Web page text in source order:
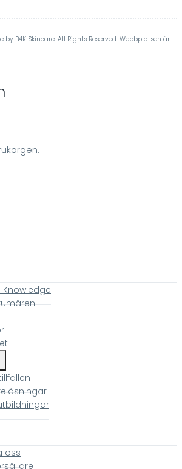
B4K Skincare. All Rights Reserved. Webbplatsen är
Knowledge
oss